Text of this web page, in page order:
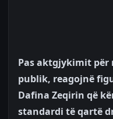
Pas aktgjykimit
publik, reagojnë
Dafina Zeqirin që
standardi të qartë